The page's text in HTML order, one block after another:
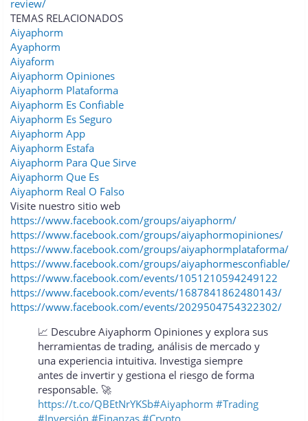
review/
TEMAS RELACIONADOS
Aiyaphorm
Ayaphorm
Aiyaform
Aiyaphorm Opiniones
Aiyaphorm Plataforma
Aiyaphorm Es Confiable
Aiyaphorm Es Seguro
Aiyaphorm App
Aiyaphorm Estafa
Aiyaphorm Para Que Sirve
Aiyaphorm Que Es
Aiyaphorm Real O Falso
Visite nuestro sitio web
https://www.facebook.com/groups/aiyaphorm/
https://www.facebook.com/groups/aiyaphormopiniones/
https://www.facebook.com/groups/aiyaphormplataforma/
https://www.facebook.com/groups/aiyaphormesconfiable/
https://www.facebook.com/events/1051210594249122
https://www.facebook.com/events/1687841862480143/
https://www.facebook.com/events/2029504754322302/
📈 Descubre Aiyaphorm Opiniones y explora sus
herramientas de trading, análisis de mercado y
una experiencia intuitiva. Investiga siempre
antes de invertir y gestiona el riesgo de forma
responsable. 🚀
https://t.co/QBEtNrYKSb#Aiyaphorm #Trading